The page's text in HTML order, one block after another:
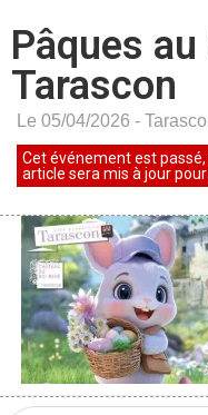
Pâques
Tarascon
Le 05/04/2026 -
Cet événement est
article sera mis à jour